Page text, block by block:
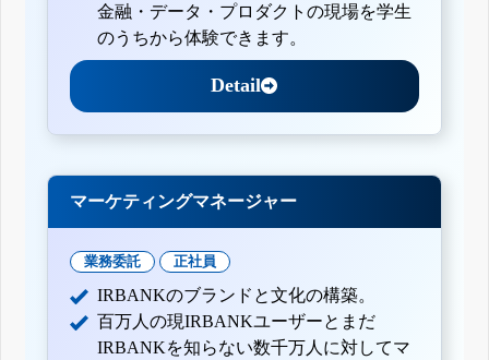
金融・データ・プロダクトの現場を学生
のうちから体験できます。
Detail
マーケティングマネージャー
業務委託 正社員
IRBANKのブランドと文化の構築。
百万人の現IRBANKユーザーとまだ
IRBANKを知らない数千万人に対してマ